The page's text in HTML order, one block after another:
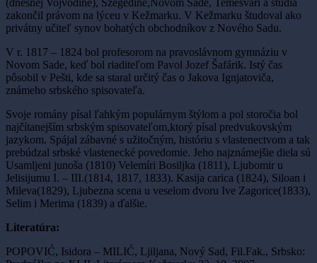
zakončil právom na lýceu v Kežmarku. V Kežmarku študoval ako
privátny učiteľ synov bohatých obchodníkov z Nového Sadu.
V r. 1817 – 1824 bol profesorom na pravoslávnom gymnáziu v
Novom Sade, keď bol riaditeľom Pavol Jozef Šafárik. Istý čas
pôsobil v Pešti, kde sa staral určitý čas o Jakova Ignjatoviča,
známeho srbského spisovateľa.
Svoje romány písal ľahkým populárnym štýlom a pol storočia bol
najčítanejším srbským spisovateľom,ktorý písal predvukovským
jazykom. Spájal zábavné s užitočným, históriu s vlastenectvom a tak
prebúdzal srbské vlastenecké povedomie. Jeho najznámejšie diela sú
Usamljeni junoša (1810) Velemíri Bosiljka (1811), Ljubomir u
Jelisijumu I. – III.(1814, 1817, 1833). Kasija carica (1824), Siloan i
Mileva(1829), Ljubezna scena u veselom dvoru Ive Zagorice(1833),
Selim i Merima (1839) a ďalšie.
Literatúra:
POPOVIĆ, Isidora – MILIĆ, Ljiljana, Nový Sad, Fil.Fak., Srbsko: